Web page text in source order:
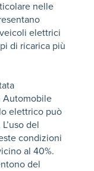
nelle
elettrici
di ricarica più
Automobile
elettrico può
del
condizioni
al 40%.
del